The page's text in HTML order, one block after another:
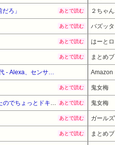
ろ」 あとで読む
あとで読む バズッ
あとで読む はーと
あとで読む まとめ
【Amazonデバイスサマーセール】【20%OFF！】 Amazon Echo Dot (エコードット) 第5世代 - Alexa、センサー搭載、鮮やかなサウンド｜グレーシャーホワイト Amazon
あとで読む 鬼女梅
オリラジの藤森似の先輩に憧れてた。社内イベントで先輩が私達の所にハイタッチしに来たのでちょっとドキドキしてたら私の前でくるっと踵を返して別の部署の所へ あとで読む 鬼女梅
あとで読む ガール
あとで読む まとめ